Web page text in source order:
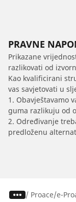
PRAVNE
Prikazane
razlikovati od
Kao kvalificirani
vas savjetovati u
1. Obavještavamo
guma razlikuju od
2. Određivanje
predloženu
/ Proace e-